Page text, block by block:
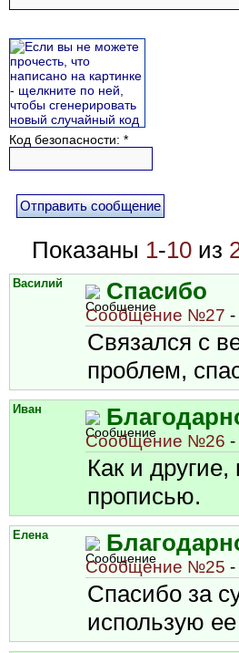
Код безопасности: *
Показаны 1-10 из
Василий Спасибо
Сообщение №27 -
Связался с
проблем,
Иван
Сообщение №26 -
Как и
прописью.
Елена
Сообщение №25 -
Спасибо за
использую